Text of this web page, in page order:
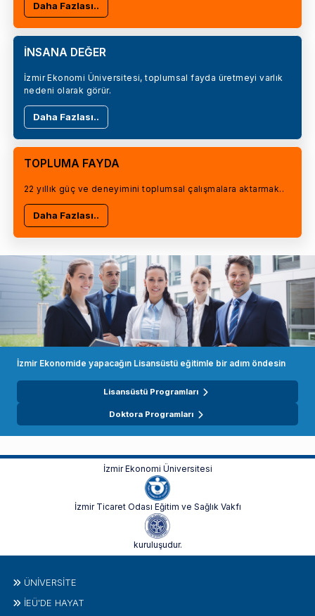
Daha Fazlası..
İNSANA DEĞER
İzmir Ekonomi Üniversitesi, toplumsal fayda üretmeyi varlık
nedeni olarak görür.
Daha Fazlası..
TOPLUMA FAYDA
22 yıllık güç ve deneyimini toplumsal çalışmalara aktarmak..
Daha Fazlası..
İzmir Ekonomide yapacağın Lisansüstü eğitimle bir adım öndesin
Lisansüstü Programları
Doktora Programları
İzmir Ekonomi Üniversitesi
İzmir Ticaret Odası Eğitim ve Sağlık Vakfı
kuruluşudur.
ÜNIVERSITE
İEÜ'DE HAYAT